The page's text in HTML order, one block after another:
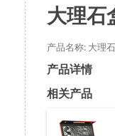
大理石
产品名称: 大理
产品详情
相关产品